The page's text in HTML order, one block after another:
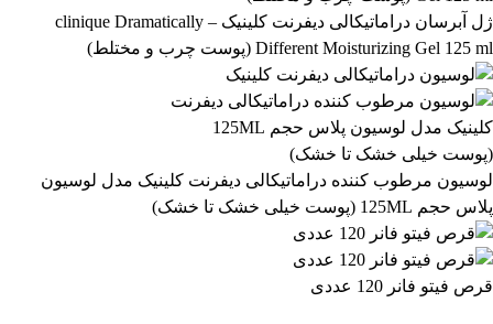
رژ لب مدادی لچیک
ژل آبرسان دراماتیکالی دیفرنت کلینیک – clinique Dramatically
Different Moisturizing Gel 125 ml (پوست چرب و مختلط)
لوسیون مرطوب کننده دراماتیکالی دیفرنت کلینیک مدل لوسیون
پلاس حجم 125ML (پوست خیلی خشک تا خشک)
قرص فیتو فانر 120 عددی